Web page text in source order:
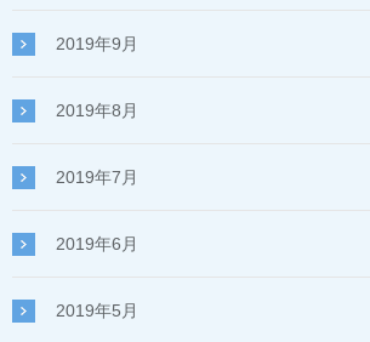
2019年9月
2019年8月
2019年7月
2019年6月
2019年5月